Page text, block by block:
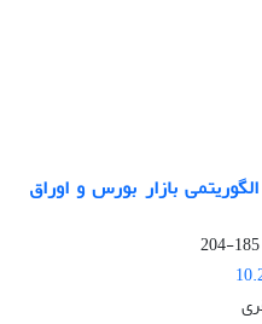
بازار بورس و اوراق
185-204